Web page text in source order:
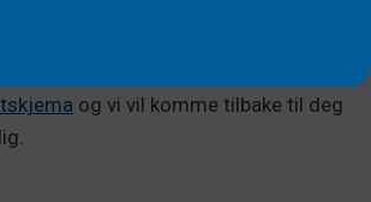
og vi vil komme tilbake til deg